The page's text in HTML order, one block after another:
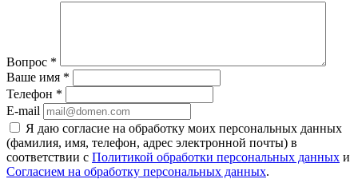
Вопрос *
Ваше имя *
Телефон *
E-mail
Я даю согласие на обработку моих персональных данных
(фамилия, имя, телефон, адрес электронной почты) в
соответствии с Политикой обработки персональных данных и
Согласием на обработку персональных данных.